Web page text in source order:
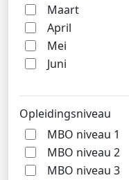
Maart
April
Mei
Juni
Opleidingsniveau
MBO niveau 1
MBO niveau 2
MBO niveau 3